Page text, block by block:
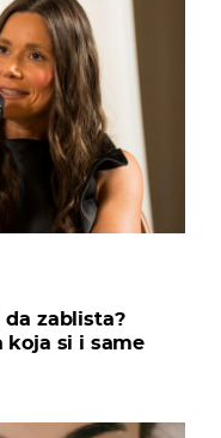
zablista?
koja si i same